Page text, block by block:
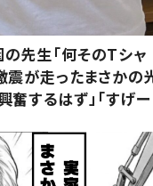
先生「何そのTシャ
震が走ったまさかの
するはず」「すげー